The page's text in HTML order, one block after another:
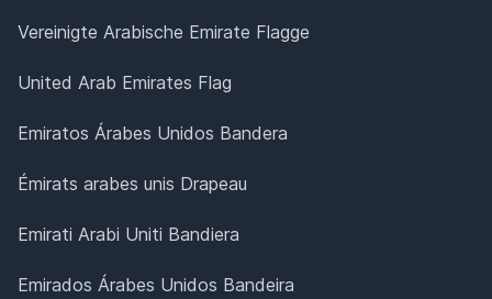
Vereinigte Arabische Emirate Flagge
United Arab Emirates Flag
Emiratos Árabes Unidos Bandera
Émirats arabes unis Drapeau
Emirati Arabi Uniti Bandiera
Emirados Árabes Unidos Bandeira